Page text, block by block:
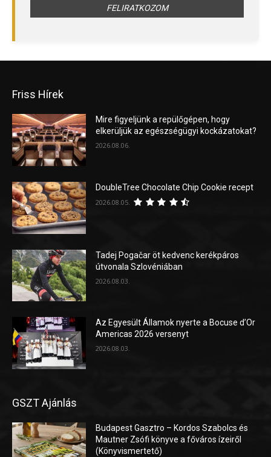
Friss Hírek
Mire figyeljünk a repülőgépen, hogy
elkerüljük az egészségügyi kockázatokat?
2026.08.06.
DoubleTree Chocolate Chip Cookie recept
2026.08.05.
Tadej Pogačar öt kedvenc kerékpáros
útvonala Szlovéniában
2026.08.03.
Az Egyesült Államok nyerte a Bocuse d’Or
Americas 2026 versenyt
2026.08.03.
GSZT Ajánlás
Budapest Gasztro – Kordos Szabolcs és
Mautner Zsófi könyve a főváros ízeiről
(Könyvismertető)